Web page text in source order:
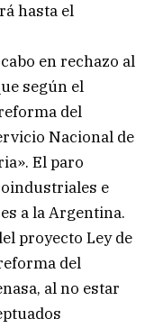
hasta el
en rechazo al
según el
del
Nacional de
El paro
e
a la Argentina.
proyecto Ley de
del
al no estar